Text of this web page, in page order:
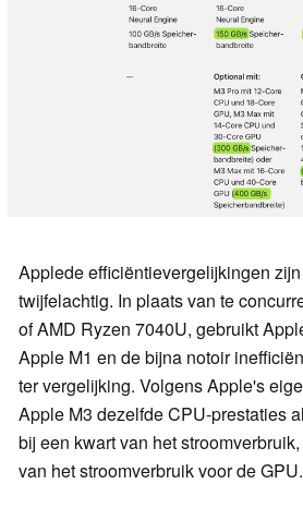
Applede efficiëntievergelijkingen
twijfelachtig. In plaats van te
of AMD Ryzen 7040U, gebruikt
Apple M1 en de bijna notoir
ter vergelijking. Volgens Apple's
Apple M3 dezelfde CPU-prestaties
bij een kwart van het
van het stroomverbruik voor de GPU.